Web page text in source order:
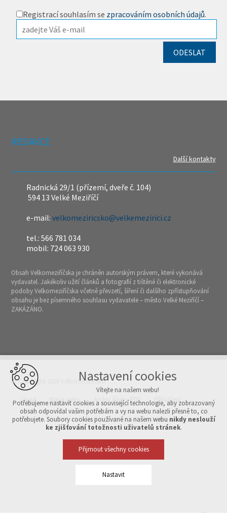
Registrací souhlasím se zpracováním osobních údajů.
REDAKCE
Další kontakty
Radnická 29/1 (přízemí, dveře č. 104)
594 13 Velké Meziříčí
e-mail:velkomeziricsko@velkemezirici.cz
tel.: 566 781 034
mobil: 724 063 930
Obsah Velkomeziříčska je chráněn autorským právem, které vykonává
vydavatel. Jakékoliv užití článků a fotografií z tištěné či elektronické
podoby Velkomeziříčska včetně převzetí, šíření či dalšího zpřístupňování
obsahu je bez písemného souhlasu vydavatele – město Velké Meziříčí –
ZAKÁZÁNO.
© Copyright 2026 Velkomeziříčsko
Úvod Mapa webu Archiv čísel v PDF Přihlášení
Vytvořeno v xart.cz
Nastavení cookies
Vítejte na našem webu!
Potřebujeme nastavit cookies a související technologie, aby zobrazovaný
obsah odpovídal vašim potřebám a vy na webu nalezli přesně to, co
potřebujete. Soubory cookies používané na našem webu nikdy neslouží
ke zjišťování totožnosti uživatelů stránek.
Přijmout všechny cookies
Nastavit